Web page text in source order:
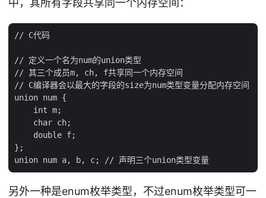
中，其所有字段共享同一个内存空间：
// C代码
// 定义一个名为num的union类型
// 其三个成员m, ch, f共享同一个内存空间
// C编译器会以最大的字段的size为num类型变量分配内存空间
union num {
    int m;
    char ch;
    double f;
};
另外一种是enum枚举类型，不过enum枚举类型可一